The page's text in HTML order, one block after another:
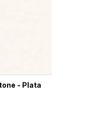
- Plata